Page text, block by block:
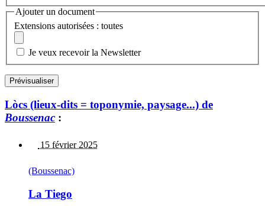
Ajouter un document
Extensions autorisées : toutes
Je veux recevoir la Newsletter
Lòcs (lieux-dits = toponymie, paysage...) de
Boussenac :
15 février 2025
(Boussenac)
La Tiego